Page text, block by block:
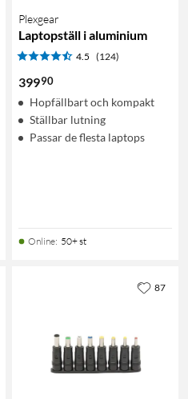
Plexgear
Laptopställ i aluminium
4.5 (124)
39990
Hopfällbart och kompakt
Ställbar lutning
Passar de flesta laptops
Online: 50+ st
87